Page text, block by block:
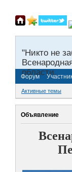
"Никто не
области.
Форум
Активные темы
Объявление